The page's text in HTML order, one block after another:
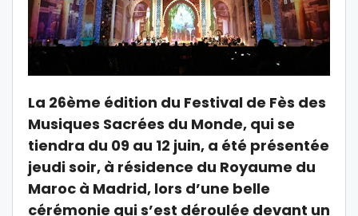
La 26ème édition du Festival de Fès des
Musiques Sacrées du Monde, qui se
tiendra du 09 au 12 juin, a été présentée
jeudi soir, à résidence du Royaume du
Maroc à Madrid, lors d’une belle
cérémonie qui s’est déroulée devant un